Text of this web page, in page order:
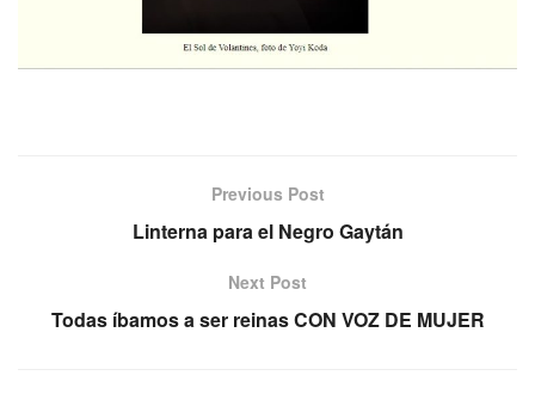
Previous Post
Linterna para el Negro Gaytán
Next Post
Todas íbamos a ser reinas CON VOZ DE MUJER